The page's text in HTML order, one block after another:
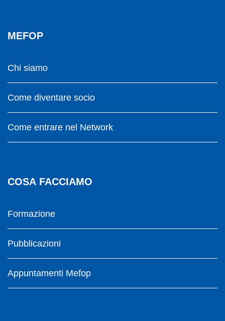
MEFOP
Chi siamo
Come diventare socio
Come entrare nel Network
COSA FACCIAMO
Formazione
Pubblicazioni
Appuntamenti Mefop